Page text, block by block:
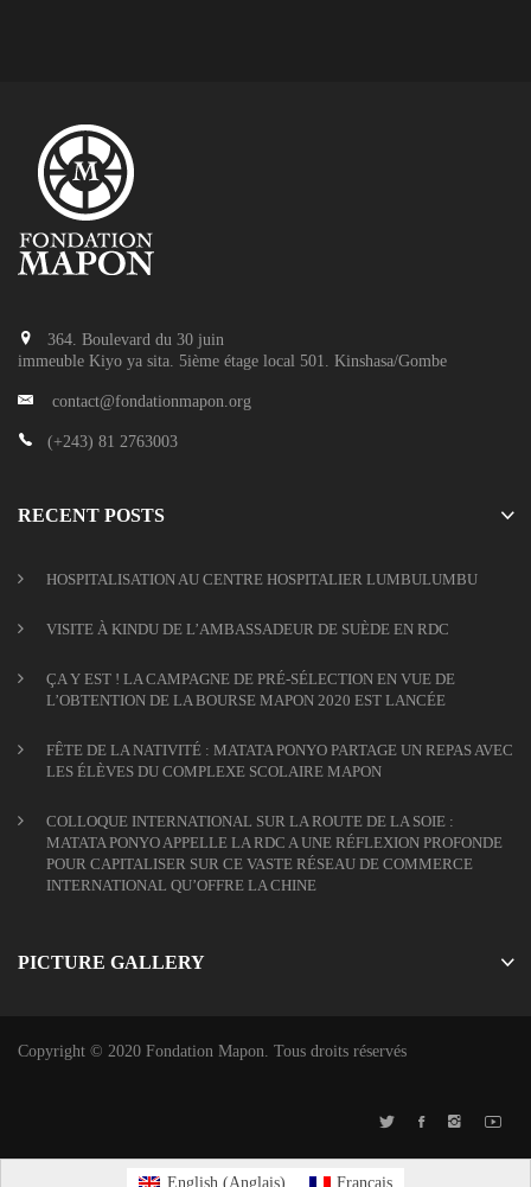
364. Boulevard du 30 juin
immeuble Kiyo ya sita. 5ième étage local 501. Kinshasa/Gombe
contact@fondationmapon.org
(+243) 81 2763003
RECENT POSTS
HOSPITALISATION AU CENTRE HOSPITALIER LUMBULUMBU
VISITE À KINDU DE L’AMBASSADEUR DE SUÈDE EN RDC
ÇA Y EST ! LA CAMPAGNE DE PRÉ-SÉLECTION EN VUE DE
L’OBTENTION DE LA BOURSE MAPON 2020 EST LANCÉE
FÊTE DE LA NATIVITÉ : MATATA PONYO PARTAGE UN REPAS AVEC
LES ÉLÈVES DU COMPLEXE SCOLAIRE MAPON
COLLOQUE INTERNATIONAL SUR LA ROUTE DE LA SOIE :
MATATA PONYO APPELLE LA RDC A UNE RÉFLEXION PROFONDE
POUR CAPITALISER SUR CE VASTE RÉSEAU DE COMMERCE
INTERNATIONAL QU’OFFRE LA CHINE
PICTURE GALLERY
Copyright © 2020 Fondation Mapon. Tous droits réservés
English (Anglais) Français